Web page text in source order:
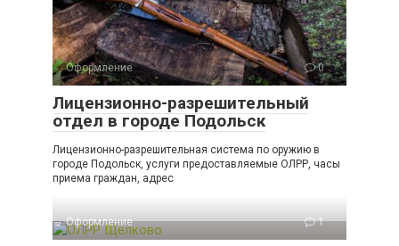
Оформление 0
Лицензионно-разрешительный
отдел в городе Подольск
Лицензионно-разрешительная система по оружию в
городе Подольск, услуги предоставляемые ОЛРР, часы
приема граждан, адрес
Оформление 1